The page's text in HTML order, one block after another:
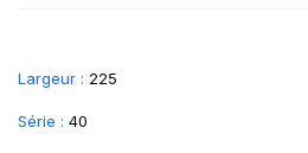
Largeur : 225
Série : 40